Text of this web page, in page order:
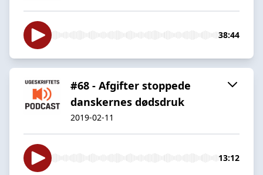
38:44
#68 - Afgifter stoppede
danskernes dødsdruk
2019-02-11
13:12